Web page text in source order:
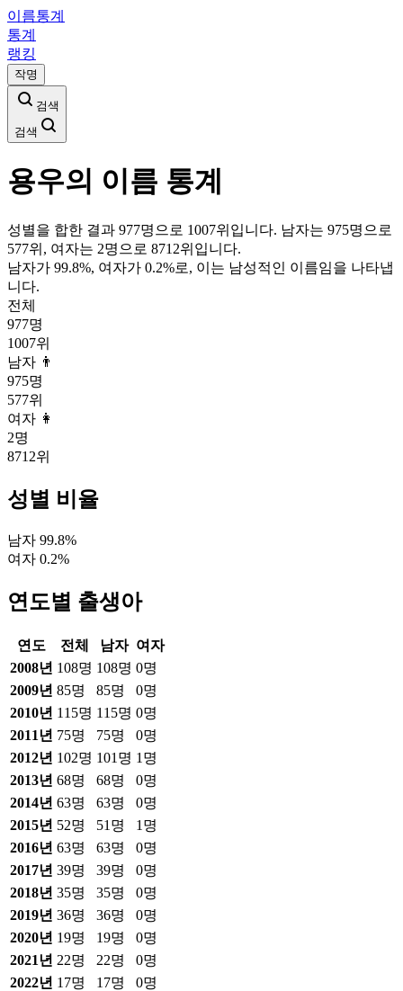
이름통계
통계
랭킹
작명
검색
검색
용우의 이름 통계
성별을 합한 결과 977명으로 1007위입니다. 남자는 975명으로
577위, 여자는 2명으로 8712위입니다.
남자가 99.8%, 여자가 0.2%로, 이는 남성적인 이름임을 나타냅
니다.
전체
977명
1007위
남자 👨
975명
577위
여자 👩
2명
8712위
성별 비율
남자 99.8%
여자 0.2%
연도별 출생아
연도 전체 남자 여자
2008년 108명 108명 0명
2009년 85명 85명 0명
2010년 115명 115명 0명
2011 년 75명 75명 0명
2012년 102명 101 명 1 명
2013년 68명 68명 0명
2014년 63명 63명 0명
2015년 52명 51 명 1 명
2016년 63명 63명 0명
2017년 39명 39명 0명
2018년 35명 35명 0명
2019년 36명 36명 0명
2020년 19명 19명 0명
2021 년 22명 22명 0명
2022년 17명 17명 0명